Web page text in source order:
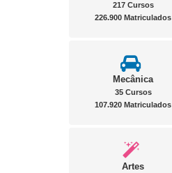
217 Cursos
226.900 Matriculados
Mecânica
35 Cursos
107.920 Matriculados
Artes